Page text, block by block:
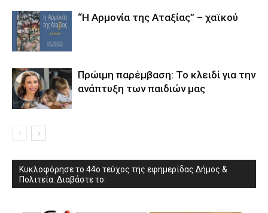
“Η Αρμονία της Αταξίας” – χαϊκού
Πρώιμη παρέμβαση: Το κλειδί για την
ανάπτυξη των παιδιών µας
Κυκλοφόρησε το 44ο τεύχος της εφημερίδας Δήμος &
Πολιτεία. Διαβάστε το: